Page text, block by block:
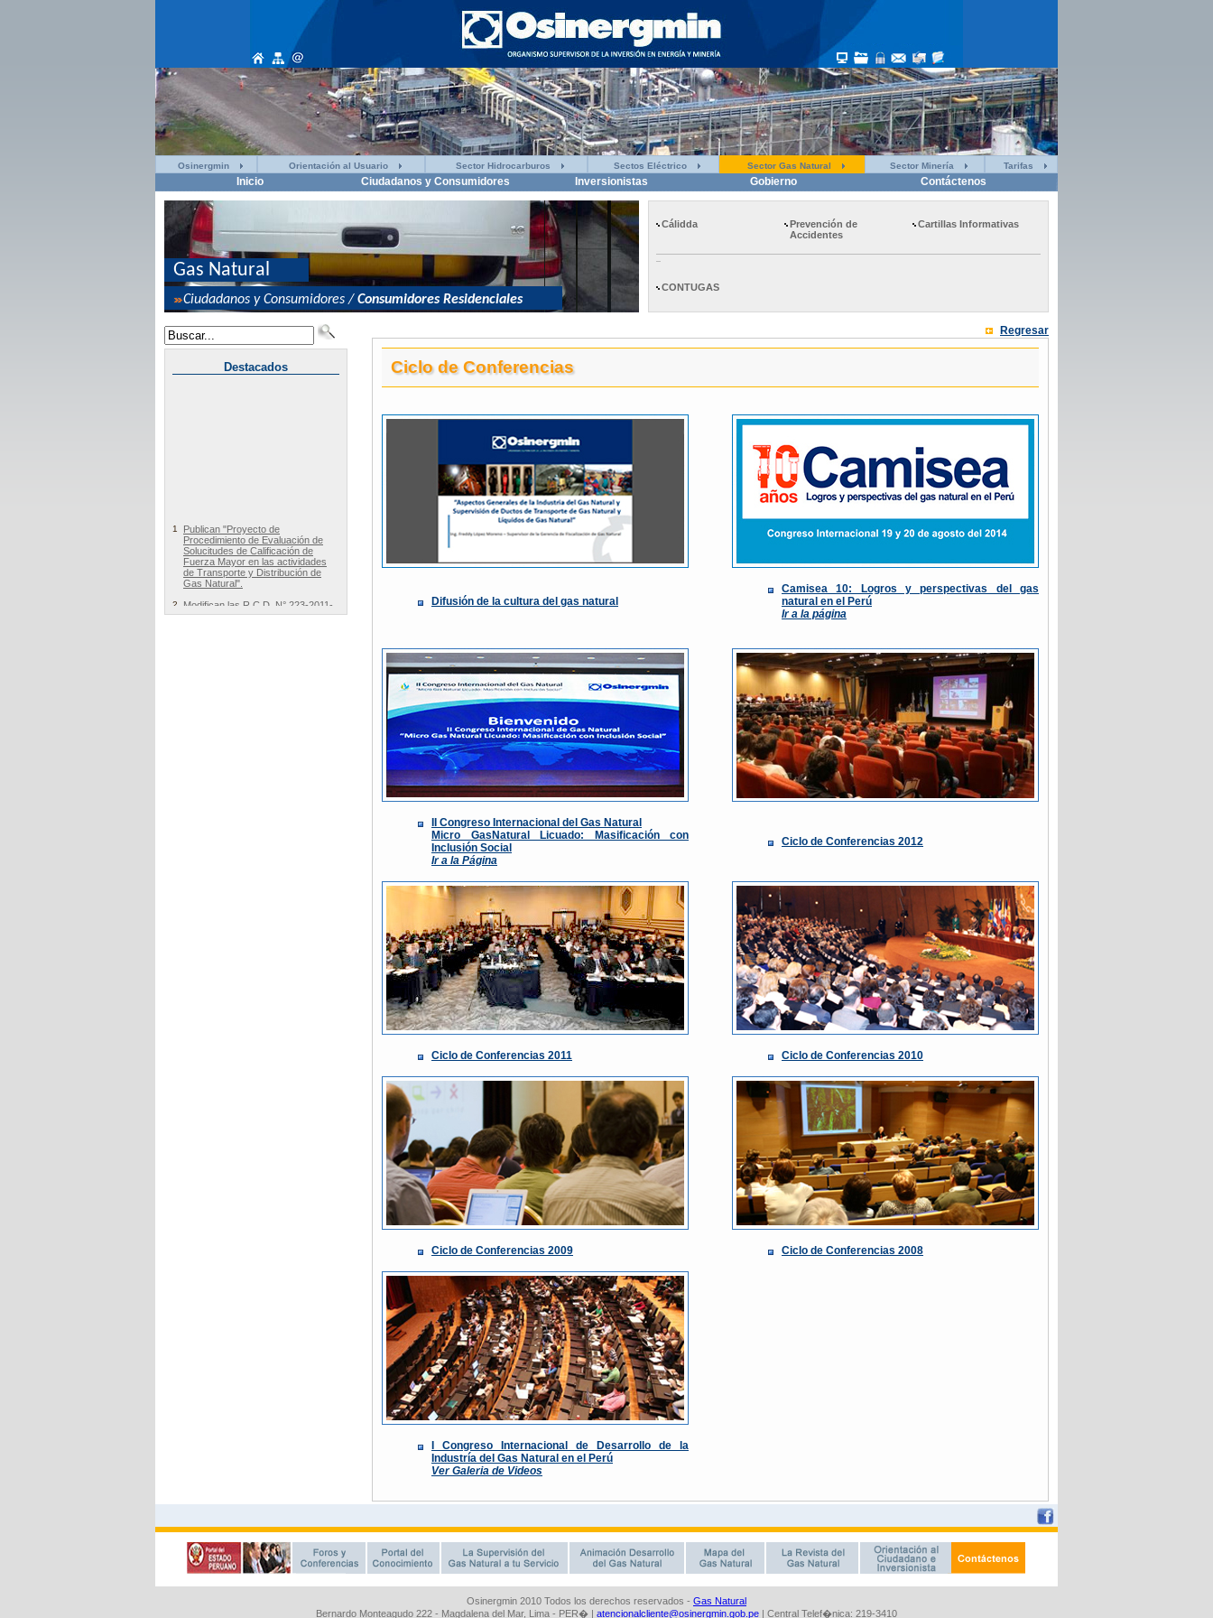
Osinergmin Orientación al Usuario Sector Hidrocarburos Sectos Eléctrico Sector Gas Natural Sector Minería Tarifas
Inicio Ciudadanos y Consumidores Inversionistas Gobierno Contáctenos
Cálidda
Prevención de
Accidentes
Cartillas Informativas
CONTUGAS
Osinergmin 2010 Todos los derechos reservados - Gas Natural
Bernardo Monteagudo 222 - Magdalena del Mar, Lima - PER� | atencionalcliente@osinergmin.gob.pe | Central Telef�nica: 219-3410